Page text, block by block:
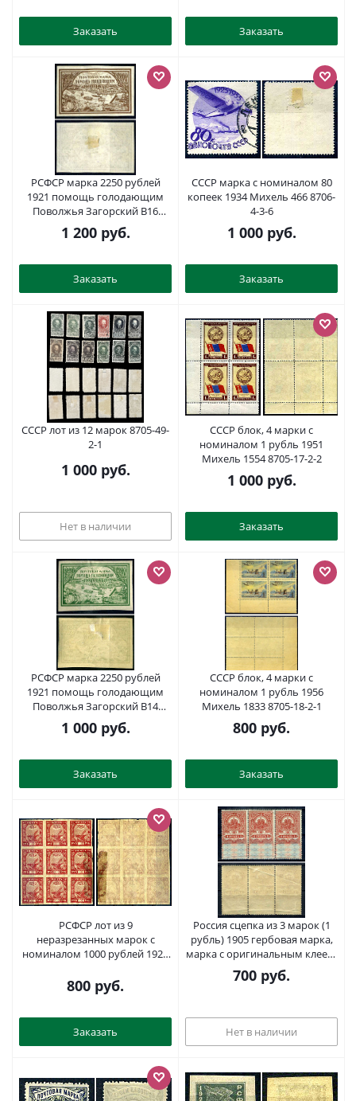
Заказать Заказать
РСФСР марка 2250 рублей
1921 помощь голодающим
Поволжья Загорский B16
негашеная марка с наклейкой
или следом наклеивания 8699-
1 200руб.
Заказать
СССР марка с номиналом 80
копеек 1934 Михель 466 8706-
4-3-6
1 000руб.
Заказать
СССР лот из 12 марок 8705-49-
2-1
1 000руб.
Нет в наличии
СССР блок, 4 марки с
номиналом 1 рубль 1951
Михель 1554 8705-17-2-2
1 000руб.
Заказать
РСФСР марка 2250 рублей
1921 помощь голодающим
Поволжья Загорский B14
негашеная марка с наклейкой
или следом наклеивания 8699-
1 000руб.
Заказать
СССР блок, 4 марки с
номиналом 1 рубль 1956
Михель 1833 8705-18-2-1
800 руб.
Заказать
РСФСР лот из 9
неразрезанных марок с
номиналом 1000 рублей 1921
800 руб.
Заказать
Россия сцепка из 3 марок (1
рубль) 1905 гербовая марка,
марка с оригинальным клеем,
без следов наклейки (чистая)
Загорский RS1 8706-13-3-7
700 руб.
Нет в наличии